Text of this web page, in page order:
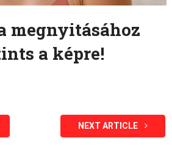
megnyitásához
a képre!
NEXT ARTICLE